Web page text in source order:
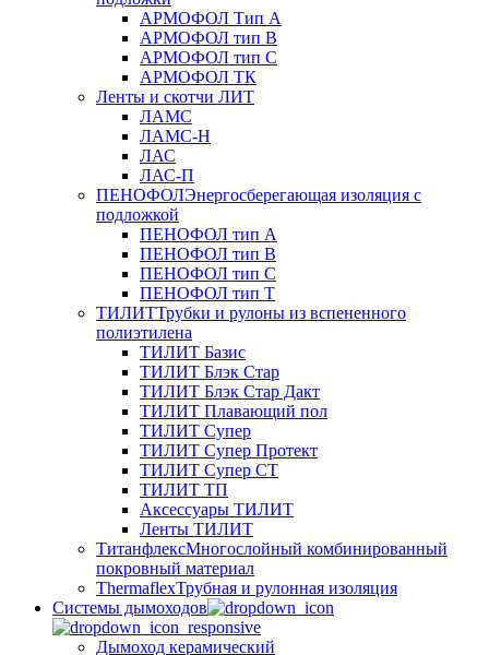
АРМОФОЛ Тип А
АРМОФОЛ тип В
АРМОФОЛ тип C
АРМОФОЛ ТК
Ленты и скотчи ЛИТ
ЛАМС
ЛАМС-Н
ЛАС
ЛАС-П
ПЕНОФОЛЭнергосберегающая изоляция с
подложкой
ПЕНОФОЛ тип А
ПЕНОФОЛ тип B
ПЕНОФОЛ тип C
ПЕНОФОЛ тип T
ТИЛИТТрубки и рулоны из вспененного
полиэтилена
ТИЛИТ Базис
ТИЛИТ Блэк Стар
ТИЛИТ Блэк Стар Дакт
ТИЛИТ Плавающий пол
ТИЛИТ Супер
ТИЛИТ Супер Протект
ТИЛИТ Супер СТ
ТИЛИТ ТП
Аксессуары ТИЛИТ
Ленты ТИЛИТ
ТитанфлексМногослойный комбинированный
покровный материал
ThermaflexТрубная и рулонная изоляция
Cистемы дымоходов
Дымоход керамический